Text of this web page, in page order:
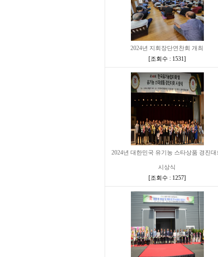
2024년 지회장단연찬회 개최
[조회수 : 1531]
2024년 대한민국 유기농 스타상품 경진대
시상식
[조회수 : 1257]